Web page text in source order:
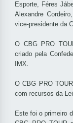
Esporte, Féres
Alexandre
vice-presidente da
O CBG PRO
criado pela
IMX.
O CBG PRO
com recursos da
Este foi o primeiro